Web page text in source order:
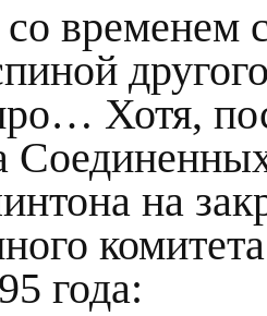
временем
Хотя,
на
года: